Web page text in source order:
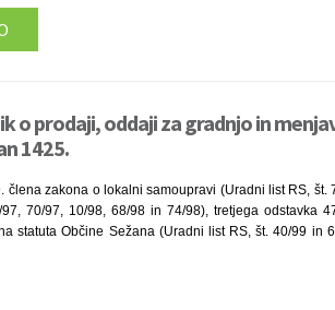
o prodaji, oddaji za gradnjo in
1425.
člena zakona o lokalni samoupravi (Uradni list RS,
70/97, 10/98, 68/98 in 74/98), tretjega odstavka
statuta Občine Sežana (Uradni list RS, št. 40/99